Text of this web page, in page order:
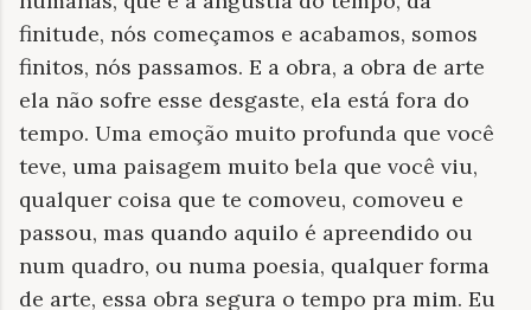
finitude, nós começamos e acabamos, somos
finitos, nós passamos. E a obra, a obra de arte
ela não sofre esse desgaste, ela está fora do
tempo. Uma emoção muito profunda que você
teve, uma paisagem muito bela que você viu,
qualquer coisa que te comoveu, comoveu e
passou, mas quando aquilo é apreendido ou
num quadro, ou numa poesia, qualquer forma
de arte, essa obra segura o tempo pra mim. Eu